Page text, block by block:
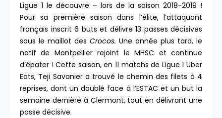
Ligue 1 le découvre – lors de la saison 2018-2019 !
Pour sa première saison dans l’élite, l’attaquant
français inscrit 6 buts et délivre 13 passes décisives
sous le maillot des Crocos. Une année plus tard, le
natif de Montpellier rejoint le MHSC et continue
d’épater ! Cette saison, en 11 matchs de Ligue 1 Uber
Eats, Teji Savanier a trouvé le chemin des filets à 4
reprises, dont un doublé face à l’ESTAC et un but la
semaine dernière à Clermont, tout en délivrant une
passe décisive.